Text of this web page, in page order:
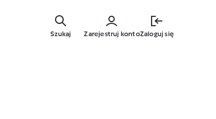
głównej
Zarejestruj kontoZaloguj się
Szukaj